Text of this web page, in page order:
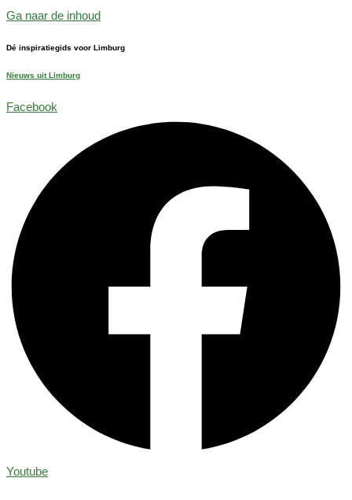
Ga naar de inhoud
Dé inspiratiegids voor Limburg
Nieuws uit Limburg
Facebook
Youtube